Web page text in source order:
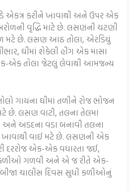
કરીને ખાવાથી અને ઉપર એક
વૃદ્ધિ માટે છે. લસણની ચટણી
મટે છે. લસણ આઠ તોલા, એરંડિયું
ઘીમાં શેકેલી હીંગ એક માસા
એક તોલા જેટલું લેવાથી આમજન્ય
ગાયના ઘીમાં તળીને રોજ ભોજન
છે. લસણ વાટી, તલના તેલમાં
અડદના વડા બનાવી તલના
વાઈ મટે છે. લસણની એક
દરરોજ એક-એક વધારતા જઈ,
કળીઓ ગળવી અને એ જ રીતે એક-
ચાલીસ દિવસ સુધી કળીઓનું